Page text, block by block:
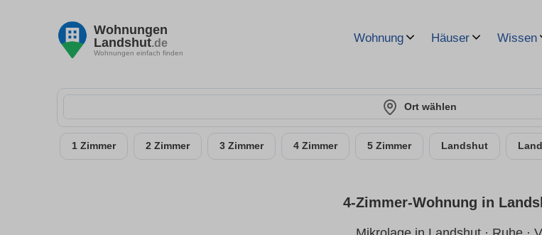
Wohnungen
Landshut.de
Wohnungen einfach finden
Wohnung Häuser Wissen
Ort wählen
1 Zimmer 2 Zimmer 3 Zimmer 4 Zimmer 5 Zimmer Landshut
4-Zimmer-Wohnung in